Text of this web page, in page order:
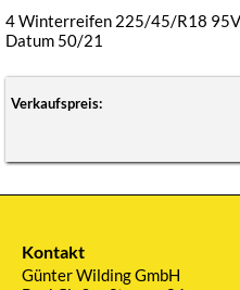
4 Winterreifen 225/45/R18
Datum 50/21
Verkaufspreis:
Kontakt
Günter Wilding GmbH